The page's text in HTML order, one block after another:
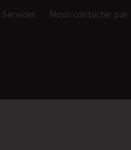
Nous contacter par